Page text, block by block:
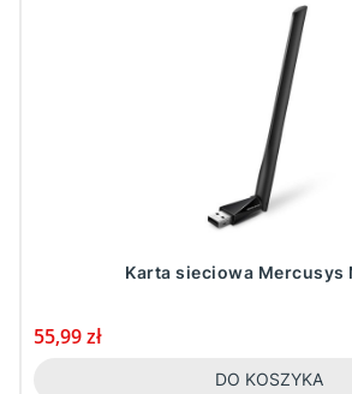
Karta sieciowa Mercusys
Cena
55,99 zł
DO KOSZYKA